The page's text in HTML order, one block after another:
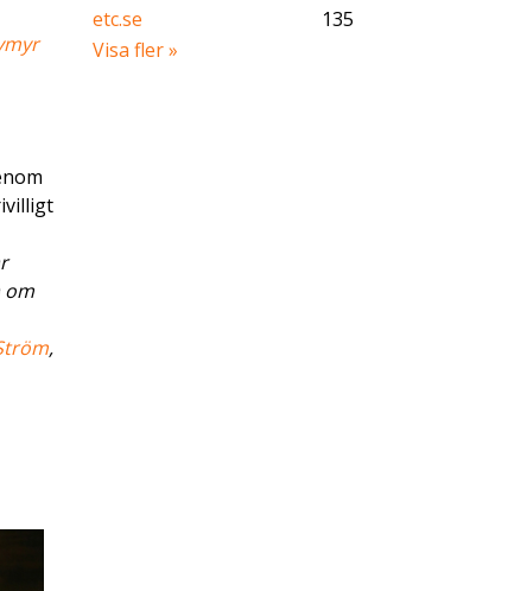
om
,
etc.se
135
Visa fler »